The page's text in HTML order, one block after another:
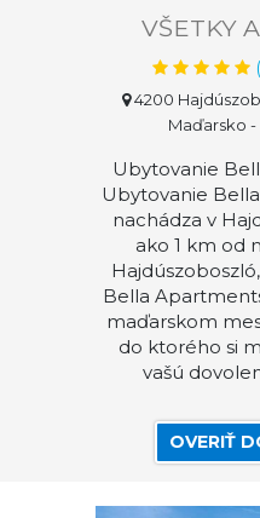
VŠETKY
(
4200
Maďarsko -
Ubytovanie
Ubytovanie
nachádza v
ako 1 km od
Bella
maďarskom
do ktorého si
vašú
OVERIŤ